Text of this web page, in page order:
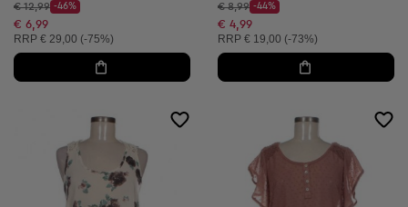
Startpreis:
€ 12,99
Discount Price:
-46%
Reduzierter Preis:
€ 6,99
Unverbindliche Preisempfehlung:
RRP € 29,00 (-75%)
Startpreis:
€ 8,99
Discount Price:
-44%
Reduzierter Preis:
€ 4,99
Unverbindliche Preisempfehlung:
RRP € 19,00 (-73%)